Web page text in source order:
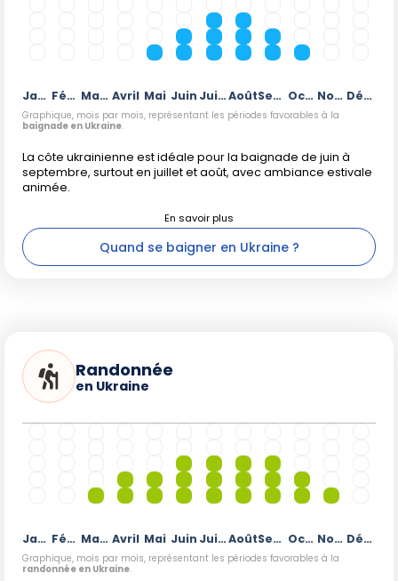
Janvier Février Mars Avril Mai Juin JuilletAoût Septembre Octobre Novembre Décembre
Graphique, mois par mois, représentant les périodes favorables à la
baignade en Ukraine.
La côte ukrainienne est idéale pour la baignade de juin à
septembre, surtout en juillet et août, avec ambiance estivale
animée.
Quand se baigner en Ukraine ?
Randonnée
en Ukraine
Janvier Février Mars Avril Mai Juin JuilletAoût Septembre Octobre Novembre Décembre
Graphique, mois par mois, représentant les périodes favorables à la
randonnée en Ukraine.